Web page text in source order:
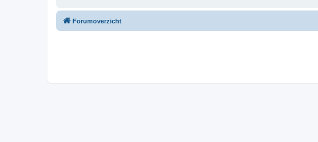
Forumoverzicht